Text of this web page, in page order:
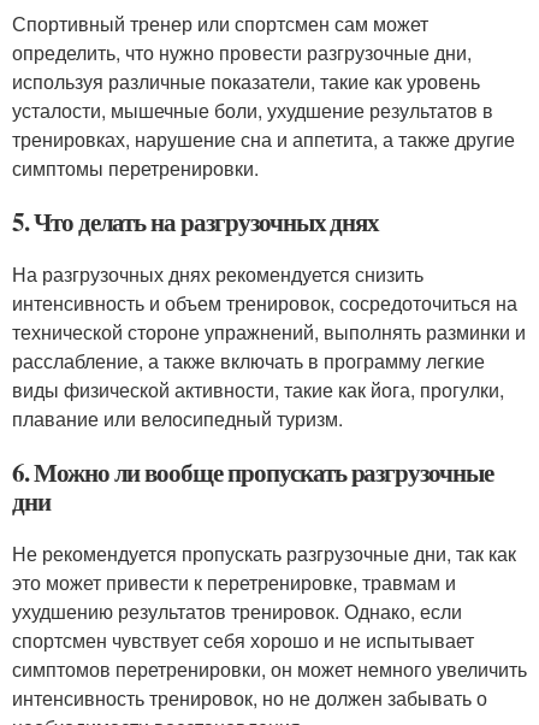
Спортивный тренер или спортсмен сам может
определить, что нужно провести разгрузочные дни,
используя различные показатели, такие как уровень
усталости, мышечные боли, ухудшение результатов в
тренировках, нарушение сна и аппетита, а также другие
симптомы перетренировки.
5. Что делать на разгрузочных днях
На разгрузочных днях рекомендуется снизить
интенсивность и объем тренировок, сосредоточиться на
технической стороне упражнений, выполнять разминки и
расслабление, а также включать в программу легкие
виды физической активности, такие как йога, прогулки,
плавание или велосипедный туризм.
6. Можно ли вообще пропускать разгрузочные
дни
Не рекомендуется пропускать разгрузочные дни, так как
это может привести к перетренировке, травмам и
ухудшению результатов тренировок. Однако, если
спортсмен чувствует себя хорошо и не испытывает
симптомов перетренировки, он может немного увеличить
интенсивность тренировок, но не должен забывать о